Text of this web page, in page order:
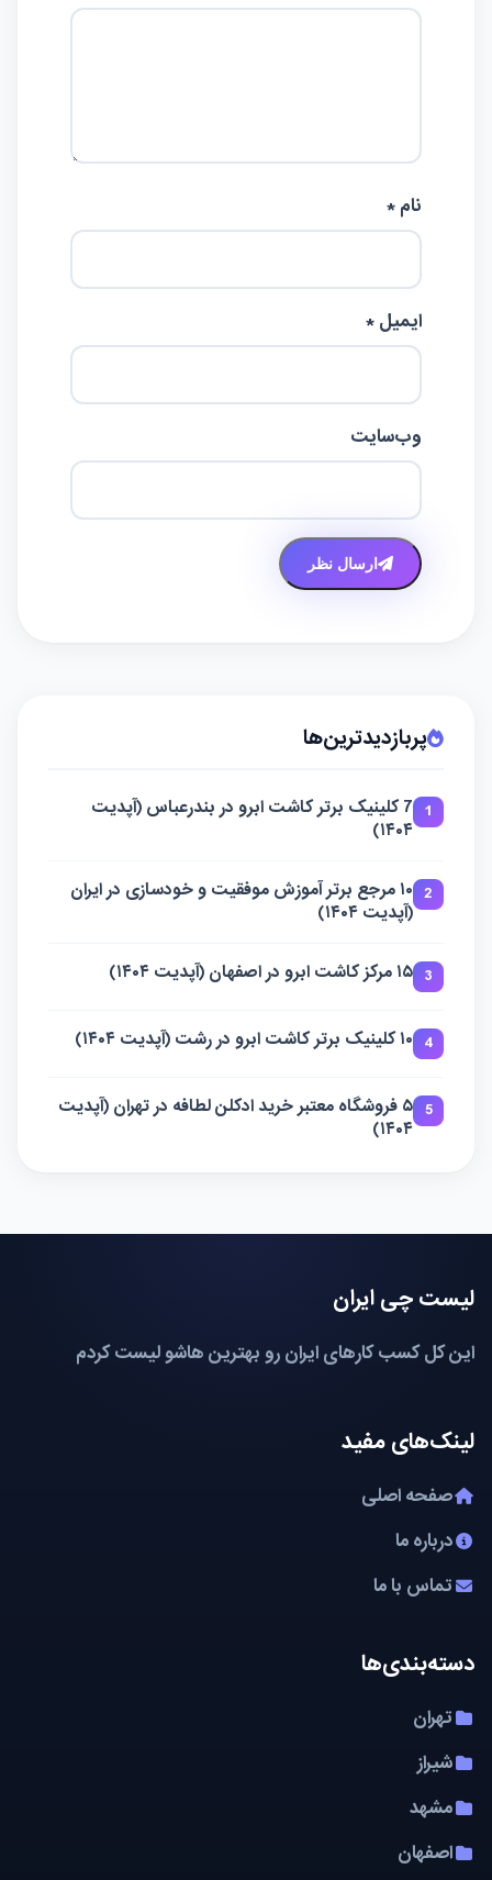
نام *
ایمیل *
وب‌سایت
ارسال نظر
پربازدیدترین‌ها
1
7 کلینیک برتر کاشت ابرو در بندرعباس (آپدیت
۱۴۰۴)
2
۱۰ مرجع برتر آموزش موفقیت و خودسازی در ایران
(آپدیت ۱۴۰۴)
3 ۱۵ مرکز کاشت ابرو در اصفهان (آپدیت ۱۴۰۴)
4 ۱۰ کلینیک برتر کاشت ابرو در رشت (آپدیت ۱۴۰۴)
5
۵ فروشگاه معتبر خرید ادکلن لطافه در تهران (آپدیت
۱۴۰۴)
لیست چی ایران
این کل کسب کارهای ایران رو بهترین هاشو لیست کردم
لینک‌های مفید
صفحه اصلی
درباره ما
تماس با ما
دسته‌بندی‌ها
تهران
شیراز
مشهد
اصفهان